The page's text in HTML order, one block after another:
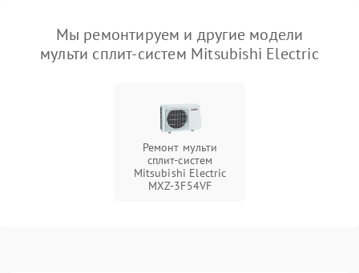
Мы ремонтируем и другие модели
мульти сплит-систем Mitsubishi Electric
Ремонт мульти
сплит-систем
Mitsubishi Electric
MXZ-3F54VF